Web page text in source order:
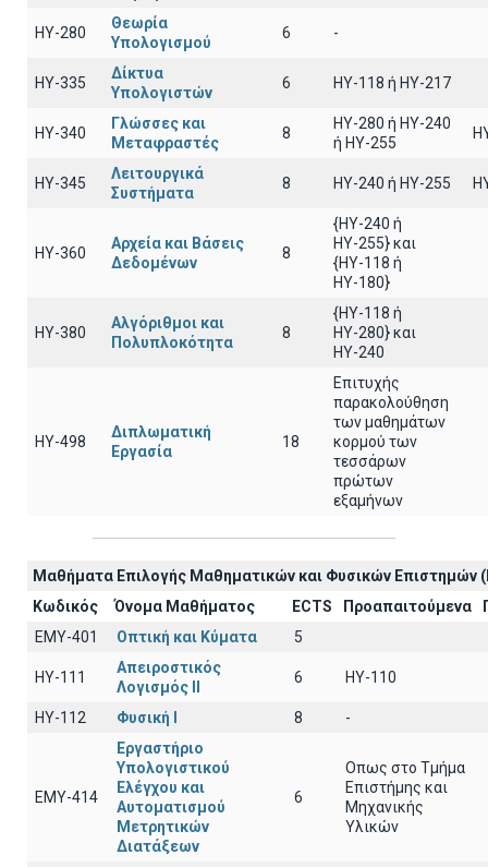
HY-280
Θεωρία
Υπολογισμού
6 -
HY-335
Δίκτυα
Υπολογιστών
6 ΗΥ-118 ή ΗΥ-217
HY-340
Γλώσσες και
Μεταφραστές
8
HY-280 ή HY-240
ή HY-255
HY-345
Λειτουργικά
Συστήματα
8 HY-240 ή HY-255
HY-360
Αρχεία και Βάσεις
Δεδομένων
8
{HY-240 ή
ΗΥ-255} και
{ΗΥ-118 ή
ΗΥ-180}
HY-380
Αλγόριθμοι και
Πολυπλοκότητα
8
{HY-118 ή
ΗΥ-280} και
ΗΥ-240
HY-498
Διπλωματική
Εργασία
18
Επιτυχής
παρακολούθηση
των μαθημάτων
κορμού των
τεσσάρων
πρώτων
εξαμήνων
Μαθήματα Επιλογής Μαθηματικών και Φυσικών Επιστημών
Κωδικός
Όνομα Μαθήματος ECTS Προαπαιτούμενα
EΜY-401
Οπτική και Κύματα 5
HY-111
Απειροστικός
Λογισμός ΙI
6 HY-110
HY-112 Φυσική I 8 -
ΕΜΥ-414
Εργαστήριο
Υπολογιστικού
Ελέγχου και
Αυτοματισμού
Μετρητικών
Διατάξεων
6
Οπως στο Τμήμα
Επιστήμης και
Μηχανικής
Υλικών